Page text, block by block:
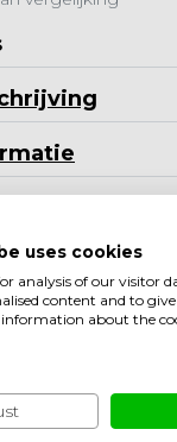
te bekijken
uses cookies
analysis of our visitor
content and to
about the